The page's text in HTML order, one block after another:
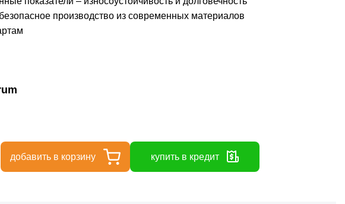
производство из современных материалов
добавить в корзину купить в кредит